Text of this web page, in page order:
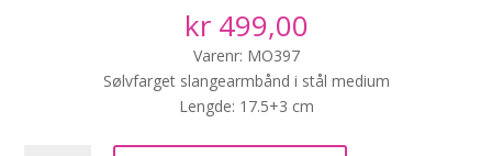
kr499,00
Varenr: MO397
Sølvfarget slangearmbånd i stål medium
Lengde: 17.5+3 cm